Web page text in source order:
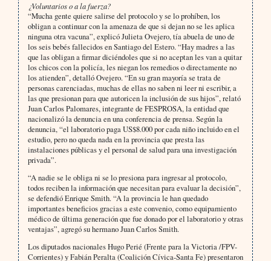
¿Voluntarios o a la fuerza?
“Mucha gente quiere salirse del protocolo y se lo prohíben, los
obligan a continuar con la amenaza de que si dejan no se les aplica
ninguna otra vacuna”, explicó Julieta Ovejero, tía abuela de uno de
los seis bebés fallecidos en Santiago del Estero. “Hay madres a las
que las obligan a firmar diciéndoles que si no aceptan les van a quitar
los chicos con la policía, les niegan los remedios o directamente no
los atienden”, detalló Ovejero. “En su gran mayoría se trata de
personas carenciadas, muchas de ellas no saben ni leer ni escribir, a
las que presionan para que autoricen la inclusión de sus hijos”, relató
Juan Carlos Palomares, integrante de FESPROSA, la entidad que
nacionalizó la denuncia en una conferencia de prensa. Según la
denuncia, “el laboratorio paga US$8.000 por cada niño incluido en el
estudio, pero no queda nada en la provincia que presta las
instalaciones públicas y el personal de salud para una investigación
privada”.
“A nadie se le obliga ni se lo presiona para ingresar al protocolo,
todos reciben la información que necesitan para evaluar la decisión”,
se defendió Enrique Smith. “A la provincia le han quedado
importantes beneficios gracias a este convenio, como equipamiento
médico de última generación que fue donado por el laboratorio y otras
ventajas”, agregó su hermano Juan Carlos Smith.
Los diputados nacionales Hugo Perié (Frente para la Victoria /FPV-
Corrientes) y Fabián Peralta (Coalición Cívica-Santa Fe) presentaron